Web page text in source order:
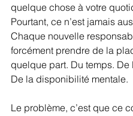
quelque chose à votre
Pourtant, ce n’est jamais
Chaque nouvelle
forcément prendre de la
quelque part. Du temps. De
De la disponibilité mentale.
Le problème, c’est que ce